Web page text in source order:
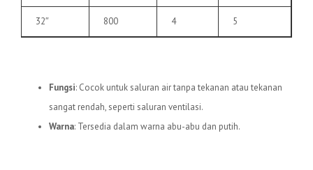
32″ 800 4 5
Fungsi: Cocok untuk saluran air tanpa tekanan atau tekanan
sangat rendah, seperti saluran ventilasi.
Warna: Tersedia dalam warna abu-abu dan putih.